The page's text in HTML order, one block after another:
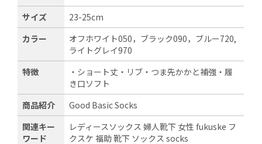
サイズ
23-25cm
カラー
オフホワイト050，ブラック090，ブルー720,
ライトグレイ970
特徴
・ショート丈・リブ・つま先かかと補強・履
き口ソフト
商品紹介
Good Basic Socks
関連キー
ワード
レディースソックス 婦人靴下 女性 fukuske フ
クスケ 福助 靴下 ソックス socks